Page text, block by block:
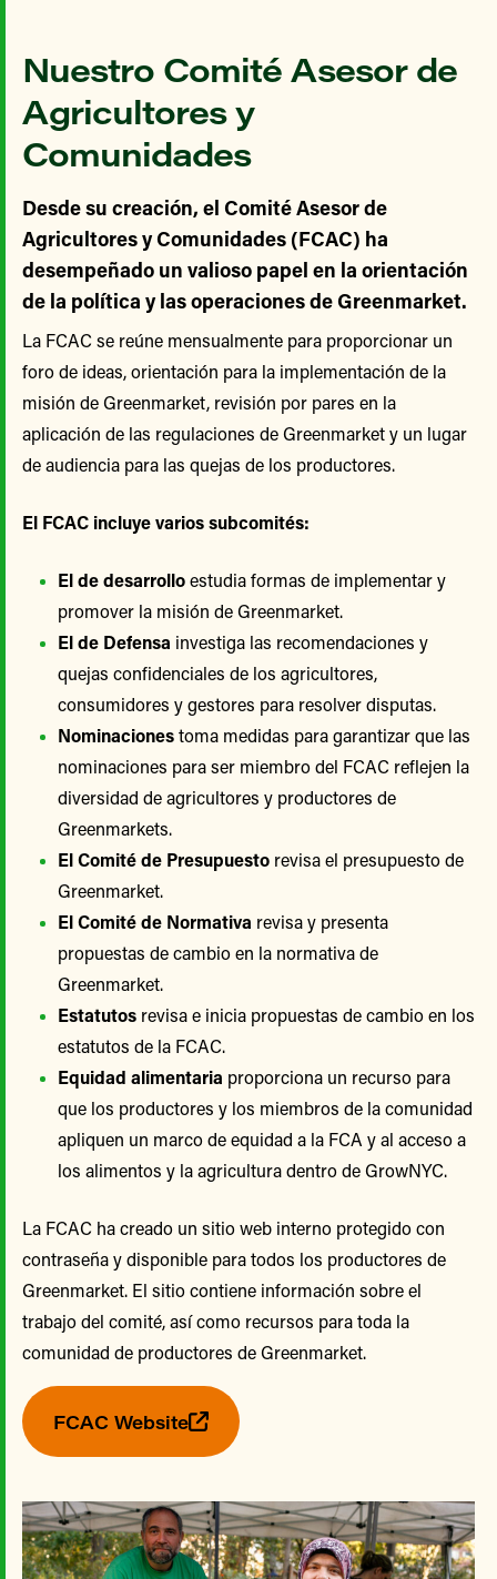
Nuestro Comité Asesor de
Agricultores y
Comunidades
Desde su creación, el Comité Asesor de
Agricultores y Comunidades (FCAC) ha
desempeñado un valioso papel en la orientación
de la política y las operaciones de Greenmarket.
La FCAC se reúne mensualmente para proporcionar un
foro de ideas, orientación para la implementación de la
misión de Greenmarket, revisión por pares en la
aplicación de las regulaciones de Greenmarket y un lugar
de audiencia para las quejas de los productores.
El FCAC incluye varios subcomités:
El de desarrolloestudia formas de implementar y
promover la misión de Greenmarket.
El de Defensa investiga las recomendaciones y
quejas confidenciales de los agricultores,
consumidores y gestores para resolver disputas.
Nominacionestoma medidas para garantizar que las
nominaciones para ser miembro del FCAC reflejen la
diversidad de agricultores y productores de
Greenmarkets.
El Comité de Presupuesto revisa el presupuesto de
Greenmarket.
El Comité de Normativa revisa y presenta
propuestas de cambio en la normativa de
Greenmarket.
Estatutos revisa e inicia propuestas de cambio en los
estatutos de la FCAC.
Equidad alimentaria proporciona un recurso para
que los productores y los miembros de la comunidad
apliquen un marco de equidad a la FCA y al acceso a
los alimentos y la agricultura dentro de GrowNYC.
La FCAC ha creado un sitio web interno protegido con
contraseña y disponible para todos los productores de
Greenmarket. El sitio contiene información sobre el
trabajo del comité, así como recursos para toda la
comunidad de productores de Greenmarket.
FCAC Website